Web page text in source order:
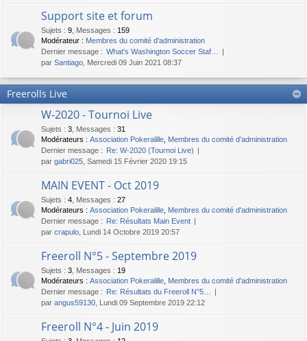
Support site et forum
Sujets : 9 Messages : 159
Modérateur : Membres du comité d'administration
Dernier message : What's Washington Soccer Staf…
par Santiago , Mercredi 09 Juin 2021 08:37
Freerolls Live
W-2020 - Tournoi Live
Sujets : 3 Messages : 31
Modérateurs : Association Pokeralille Membres du comité d'administration
Dernier message : Re: W-2020 (Tournoi Live)
par gabri025 , Samedi 15 Février 2020 19:15
MAIN EVENT - Oct 2019
Sujets : 4 Messages : 27
Modérateurs : Association Pokeralille Membres du comité d'administration
Dernier message : Re: Résultats Main Event
par crapulo , Lundi 14 Octobre 2019 20:57
Freeroll N°5 - Septembre 2019
Sujets : 3 Messages : 19
Modérateurs : Association Pokeralille Membres du comité d'administration
Dernier message : Re: Résultats du Freeroll N°5…
par angus59130 , Lundi 09 Septembre 2019 22:12
Freeroll N°4 - Juin 2019